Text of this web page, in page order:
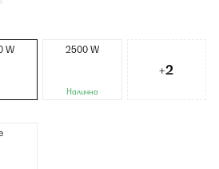
W 2500 W
Налично
+2